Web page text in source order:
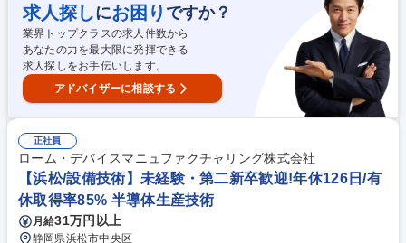
事故対応の最前線です。 ■研修体制： OJT担当が付きながら、最初はシン
プルな案件からお任せしていきますので、未経験の方でもしっかりキャッ
チアップいただける環境です。 ※総合職の為、損害サービス以外のポジシ
ョンへの異動可能性あり 募集職種 ※職種未経験歓迎※【浜松市/転勤無】
■損害サービス(総合職)
求人探しにお困り ですか？
業界トップクラスの求人件数から
あなたの力を最大限に発揮できる
求人探しをお手伝いします。
アドバイザーに相談する
正社員
ローム・デバイスマニュファクチャリング株式会社
【浜松/設備技術】未経験・第二新卒歓迎!年休126日/有
休取得率85% 半導体生産技術
月給31万円以上
静岡県浜松市中央区